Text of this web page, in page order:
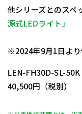
他シリーズとのスペ
源式LEDライト」
※2024年9月1日より
LEN-FH30D-SL-50K
40,500円（税別）